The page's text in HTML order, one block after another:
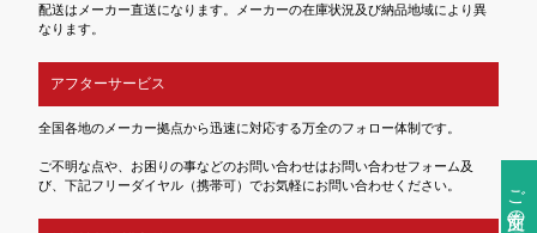
ご注文前の確認事項
配送はメーカー直送になります。メーカーの在庫状況及び納品地域により異
なります。
アフターサービス
全国各地のメーカー拠点から迅速に対応する万全のフォロー体制です。
ご不明な点や、お困りの事などのお問い合わせはお問い合わせフォーム及
び、下記フリーダイヤル（携帯可）でお気軽にお問い合わせください。